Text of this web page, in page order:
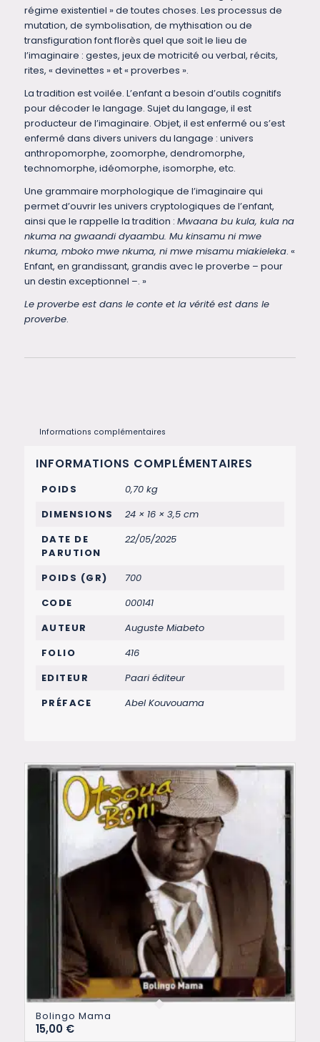
régime existentiel » de toutes choses. Les processus de
mutation, de symbolisation, de mythisation ou de
transfiguration font florès quel que soit le lieu de
l’imaginaire : gestes, jeux de motricité ou verbal, récits,
rites, « devinettes » et « proverbes ».
La tradition est voilée. L’enfant a besoin d’outils cognitifs
pour décoder le langage. Sujet du langage, il est
producteur de l’imaginaire. Objet, il est enfermé ou s’est
enfermé dans divers univers du langage : univers
anthropomorphe, zoomorphe, dendromorphe,
technomorphe, idéomorphe, isomorphe, etc.
Une grammaire morphologique de l’imaginaire qui
permet d’ouvrir les univers cryptologiques de l’enfant,
ainsi que le rappelle la tradition : Mwaana bu kula, kula na
nkuma na gwaandi dyaambu. Mu kinsamu ni mwe
nkuma, mboko mwe nkuma, ni mwe misamu miakieleka. «
Enfant, en grandissant, grandis avec le proverbe – pour
un destin exceptionnel –. »
Le proverbe est dans le conte et la vérité est dans le
proverbe.
Informations complémentaires
INFORMATIONS COMPLÉMENTAIRES
POIDS
0,70 kg
DIMENSIONS
24 × 16 × 3,5 cm
DATE DE
PARUTION
22/05/2025
POIDS (GR)
700
CODE
000141
AUTEUR
Auguste Miabeto
FOLIO
416
EDITEUR
Paari éditeur
PRÉFACE
Abel Kouvouama
Bolingo Mama
15,00 €